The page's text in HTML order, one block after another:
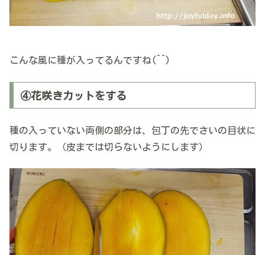
こんな風に種が入ってるんですね(^^)
④花咲きカットをする
種の入っていない両側の部分は、包丁の先でさいの目状に
切ります。（皮までは切らないようにします）